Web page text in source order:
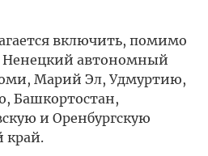
включить, помимо
Ненецкий автономный
Марий Эл, Удмуртию,
Башкортостан,
и Оренбургскую
край.